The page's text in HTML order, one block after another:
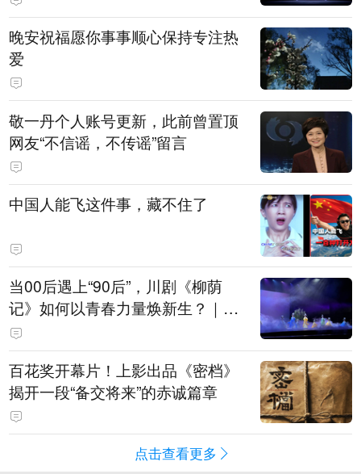
晚安祝福愿你事事顺心保持专注热
爱
敬一丹个人账号更新，此前曾置顶
网友“不信谣，不传谣”留言
中国人能飞这件事，藏不住了
当00后遇上“90后”，川剧《柳荫
记》如何以青春力量焕新生？｜文
化观察
百花奖开幕片！上影出品《密档》
揭开一段“备交将来”的赤诚篇章
点击查看更多